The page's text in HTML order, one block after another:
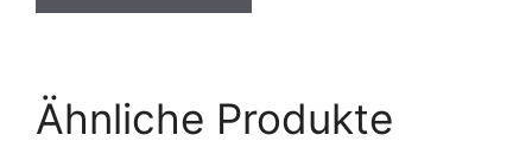
Ähnliche Produkte